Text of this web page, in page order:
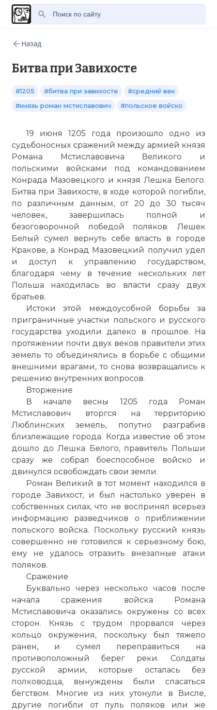
Назад
Битва при Завихосте
#1205 #битва при завихосте
#средний век
#князь роман мстиславович
#польское войско
19 июня 1205 года произошло одно из
судьбоносных сражений между армией князя
Романа Мстиславовича Великого и
польскими войсками под командованием
Конрада Мазовецкого и князя Лешка Белого.
Битва при Завихосте, в ходе которой погибли,
по различным данным, от 20 до 30 тысяч
человек, завершилась полной и
безоговорочной победой поляков. Лешек
Белый сумел вернуть себе власть в городе
Кракове, а Конрад Мазовецкий получил удел
и доступ к управлению государством,
благодаря чему в течение нескольких лет
Польша находилась во власти сразу двух
братьев.
Истоки этой междоусобной борьбы за
приграничные участки польского и русского
государства уходили далеко в прошлое. На
протяжении почти двух веков правители этих
земель то объединялись в борьбе с общими
внешними врагами, то снова возвращались к
решению внутренних вопросов.
Вторжение
В начале весны 1205 года Роман
Мстиславович вторгся на территорию
Люблинских земель, попутно разграбив
близлежащие города. Когда известие об этом
дошло до Лешка Белого, правитель Польши
сразу же собрал боеспособное войско и
двинулся освобождать свои земли.
Роман Великий в тот момент находился в
городе Завихост, и был настолько уверен в
собственных силах, что не воспринял всерьез
информацию разведчиков о приближении
польского войска. Поскольку русский князь
совершенно не готовился к серьезному бою,
ему не удалось отразить внезапные атаки
поляков.
Сражение
Буквально через несколько часов после
начала сражения войска Романа
Мстиславовича оказались окружены со всех
сторон. Князь с трудом прорвался через
кольцо окружения, поскольку был тяжело
ранен, и сумел переправиться на
противоположный берег реки. Солдаты
русской армии, которые осталась без
полководца, вынуждены были спасаться
бегством. Многие из них утонули в Висле,
другие погибли от пуль поляков или же